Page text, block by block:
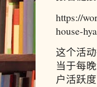
https://
house-
这个活
当于每
户活跃